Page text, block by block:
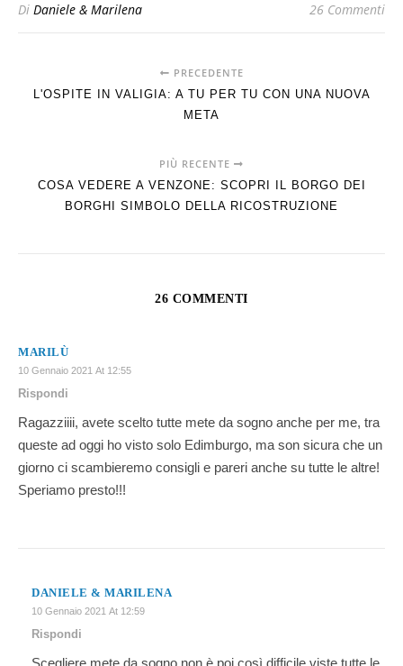
Di Daniele & Marilena 26 Commenti
PRECEDENTE
L'OSPITE IN VALIGIA: A TU PER TU CON UNA NUOVA
META
PIÙ RECENTE
COSA VEDERE A VENZONE: SCOPRI IL BORGO DEI
BORGHI SIMBOLO DELLA RICOSTRUZIONE
26 COMMENTI
MARILÙ
10 Gennaio 2021 At 12:55
Rispondi
Ragazziiii, avete scelto tutte mete da sogno anche per me, tra
queste ad oggi ho visto solo Edimburgo, ma son sicura che un
giorno ci scambieremo consigli e pareri anche su tutte le altre!
Speriamo presto!!!
DANIELE & MARILENA
10 Gennaio 2021 At 12:59
Rispondi